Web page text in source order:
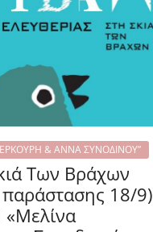
& ΑΝΝΑ ΣΥΝΟΔΙΝΟΥ”
Των Βράχων
18/9)